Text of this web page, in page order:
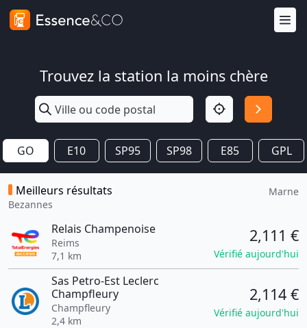
Trouvez la station la moins chère
GO E10 SP95 SP98 E85 GPL
Meilleurs résultats
Bezannes
Marne
Relais Champenoise
Reims
7,1 km
2,111 €
Vérifié aujourd'hui
Sas Petro-Est Leclerc
Champfleury
Champfleury
2,4 km
2,114 €
Vérifié aujourd'hui